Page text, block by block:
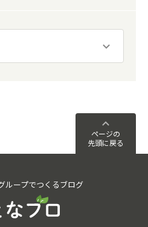
ページの
先頭に戻る
ループでつくるブログ